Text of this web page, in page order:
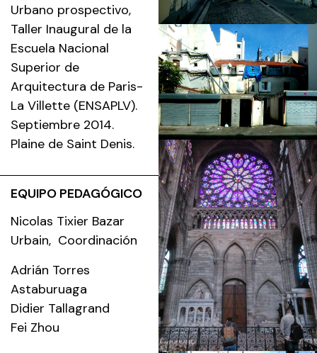
Urbano prospectivo,
Taller Inaugural de la
Escuela Nacional
Superior de
Arquitectura de Paris-
La Villette (ENSAPLV).
Septiembre 2014.
Plaine de Saint Denis.
EQUIPO PEDAGÓGICO
Nicolas Tixier Bazar
Urbain, Coordinación
Adrián Torres
Astaburuaga
Didier Tallagrand
Fei Zhou